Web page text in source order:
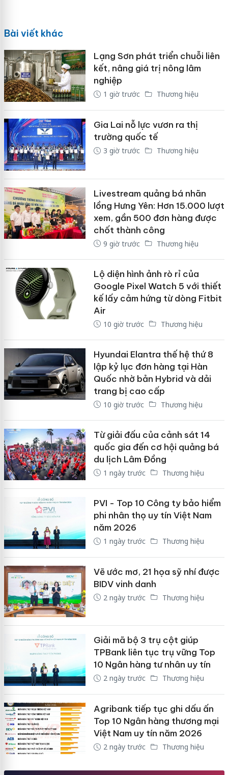
Bài viết khác
Lạng Sơn phát triển chuỗi liên
kết, nâng giá trị nông lâm
nghiệp
1 giờ trước Thương hiệu
Gia Lai nỗ lực vươn ra thị
trường quốc tế
3 giờ trước Thương hiệu
Livestream quảng bá nhãn
lồng Hưng Yên: Hơn 15.000 lượt
xem, gần 500 đơn hàng được
chốt thành công
9 giờ trước Thương hiệu
Lộ diện hình ảnh rò rỉ của
Google Pixel Watch 5 với thiết
kế lấy cảm hứng từ dòng Fitbit
Air
10 giờ trước Thương hiệu
Hyundai Elantra thế hệ thứ 8
lập kỷ lục đơn hàng tại Hàn
Quốc nhờ bản Hybrid và dải
trang bị cao cấp
10 giờ trước Thương hiệu
Từ giải đấu của cảnh sát 14
quốc gia đến cơ hội quảng bá
du lịch Lâm Đồng
1 ngày trước Thương hiệu
PVI - Top 10 Công ty bảo hiểm
phi nhân thọ uy tín Việt Nam
năm 2026
1 ngày trước Thương hiệu
Vẽ ước mơ, 21 họa sỹ nhí được
BIDV vinh danh
2 ngày trước Thương hiệu
Giải mã bộ 3 trụ cột giúp
TPBank liên tục trụ vững Top
10 Ngân hàng tư nhân uy tín
2 ngày trước Thương hiệu
Agribank tiếp tục ghi dấu ấn
Top 10 Ngân hàng thương mại
Việt Nam uy tín năm 2026
2 ngày trước Thương hiệu